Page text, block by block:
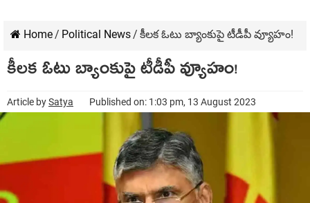
Home/ Political News/ కీల‌క ఓటు బ్యాంకుపై టీడీపీ వ్యూహం!
కీల‌క ఓటు బ్యాంకుపై టీడీపీ వ్యూహం!
Article bySatya Published on: 1:03 pm, 13 August 2023